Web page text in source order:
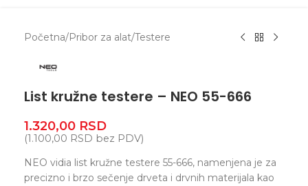
Početna/Pribor za alat/Testere
List kružne testere – NEO 55-666
1.320,00 RSD
(1.100,00 RSD bez PDV)
NEO vidia list kružne testere 55-666, namenjena je za
precizno i brzo sečenje drveta i drvnih materijala kao